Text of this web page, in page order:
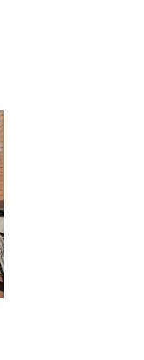
mit dem
Hütte | Karl